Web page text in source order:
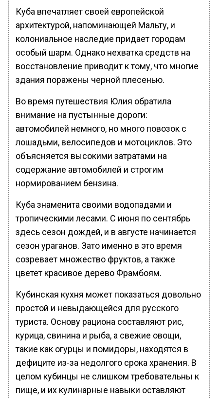
Куба впечатляет своей европейской
архитектурой, напоминающей Мальту, и
колониальное наследие придает городам
особый шарм. Однако нехватка средств на
восстановление приводит к тому, что многие
здания поражены черной плесенью.
Во время путешествия Юлия обратила
внимание на пустынные дороги:
автомобилей немного, но много повозок с
лошадьми, велосипедов и мотоциклов. Это
объясняется высокими затратами на
содержание автомобилей и строгим
нормированием бензина.
Куба знаменита своими водопадами и
тропическими лесами. С июня по сентябрь
здесь сезон дождей, и в августе начинается
сезон ураганов. Зато именно в это время
созревает множество фруктов, а также
цветет красивое дерево Фрамбоям.
Кубинская кухня может показаться довольно
простой и невыдающейся для русского
туриста. Основу рациона составляют рис,
курица, свинина и рыба, а свежие овощи,
такие как огурцы и помидоры, находятся в
дефиците из-за недолгого срока хранения. В
целом кубинцы не слишком требовательны к
пище, и их кулинарные навыки оставляют